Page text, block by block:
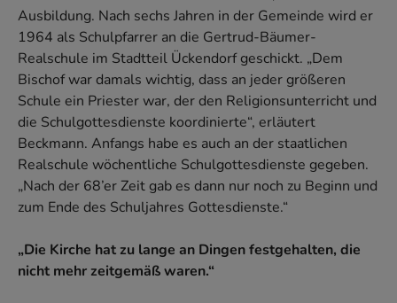
Ausbildung. Nach sechs Jahren in der Gemeinde wird er
1964 als Schulpfarrer an die Gertrud-Bäumer-
Realschule im Stadtteil Ückendorf geschickt. „Dem
Bischof war damals wichtig, dass an jeder größeren
Schule ein Priester war, der den Religionsunterricht und
die Schulgottesdienste koordinierte“, erläutert
Beckmann. Anfangs habe es auch an der staatlichen
Realschule wöchentliche Schulgottesdienste gegeben.
„Nach der 68’er Zeit gab es dann nur noch zu Beginn und
zum Ende des Schuljahres Gottesdienste.“
„Die Kirche hat zu lange an Dingen festgehalten, die
nicht mehr zeitgemäß waren.“